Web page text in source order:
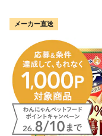
メーカー直送